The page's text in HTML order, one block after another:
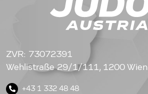
ZVR: 73072391
Wehlistraße 29/1/111, 1200 Wien
+43 1 332 48 48